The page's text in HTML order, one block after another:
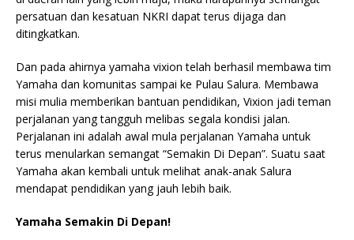
persatuan dan kesatuan NKRI dapat terus dijaga dan
ditingkatkan.
Dan pada ahirnya yamaha vixion telah berhasil membawa tim
Yamaha dan komunitas sampai ke Pulau Salura. Membawa
misi mulia memberikan bantuan pendidikan, Vixion jadi teman
perjalanan yang tangguh melibas segala kondisi jalan.
Perjalanan ini adalah awal mula perjalanan Yamaha untuk
terus menularkan semangat “Semakin Di Depan”. Suatu saat
Yamaha akan kembali untuk melihat anak-anak Salura
mendapat pendidikan yang jauh lebih baik.
Yamaha Semakin Di Depan!